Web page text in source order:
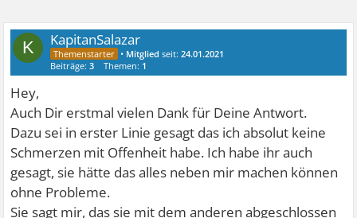
K KapitanSalazar
• Mitglied seit:24.01.2021
Beiträge:3 Themen: 1
Hey,
Auch Dir erstmal vielen Dank für Deine Antwort.
Dazu sei in erster Linie gesagt das ich absolut keine
Schmerzen mit Offenheit habe. Ich habe ihr auch
gesagt, sie hätte das alles neben mir machen können
ohne Probleme.
Sie sagt mir, das sie mit dem anderen abgeschlossen